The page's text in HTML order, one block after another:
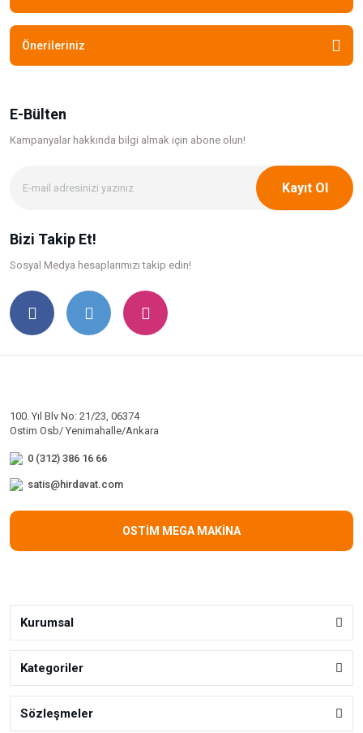
Önerileriniz
E-Bülten
Kampanyalar hakkında bilgi almak için abone olun!
Kayıt Ol
Bizi Takip Et!
Sosyal Medya hesaplarımızı takip edin!
100. Yıl Blv No: 21/23, 06374
Ostim Osb/ Yenimahalle/Ankara
0 (312) 386 16 66
satis@hirdavat.com
OSTİM MEGA MAKİNA
Kurumsal
Kategoriler
Sözleşmeler